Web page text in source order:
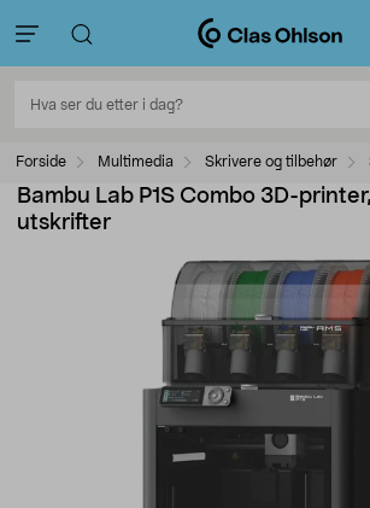
Forside Multimedia Skrivere og tilbehør
Bambu Lab P1S Combo 3D-
utskrifter